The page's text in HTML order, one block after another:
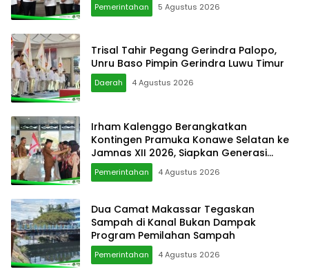
Pemerintahan 5 Agustus 2026
Trisal Tahir Pegang Gerindra Palopo,
Unru Baso Pimpin Gerindra Luwu Timur
Daerah 4 Agustus 2026
Irham Kalenggo Berangkatkan
Kontingen Pramuka Konawe Selatan ke
Jamnas XII 2026, Siapkan Generasi
Berkarkter di Kancah Nasional
Pemerintahan 4 Agustus 2026
Dua Camat Makassar Tegaskan
Sampah di Kanal Bukan Dampak
Program Pemilahan Sampah
Pemerintahan 4 Agustus 2026